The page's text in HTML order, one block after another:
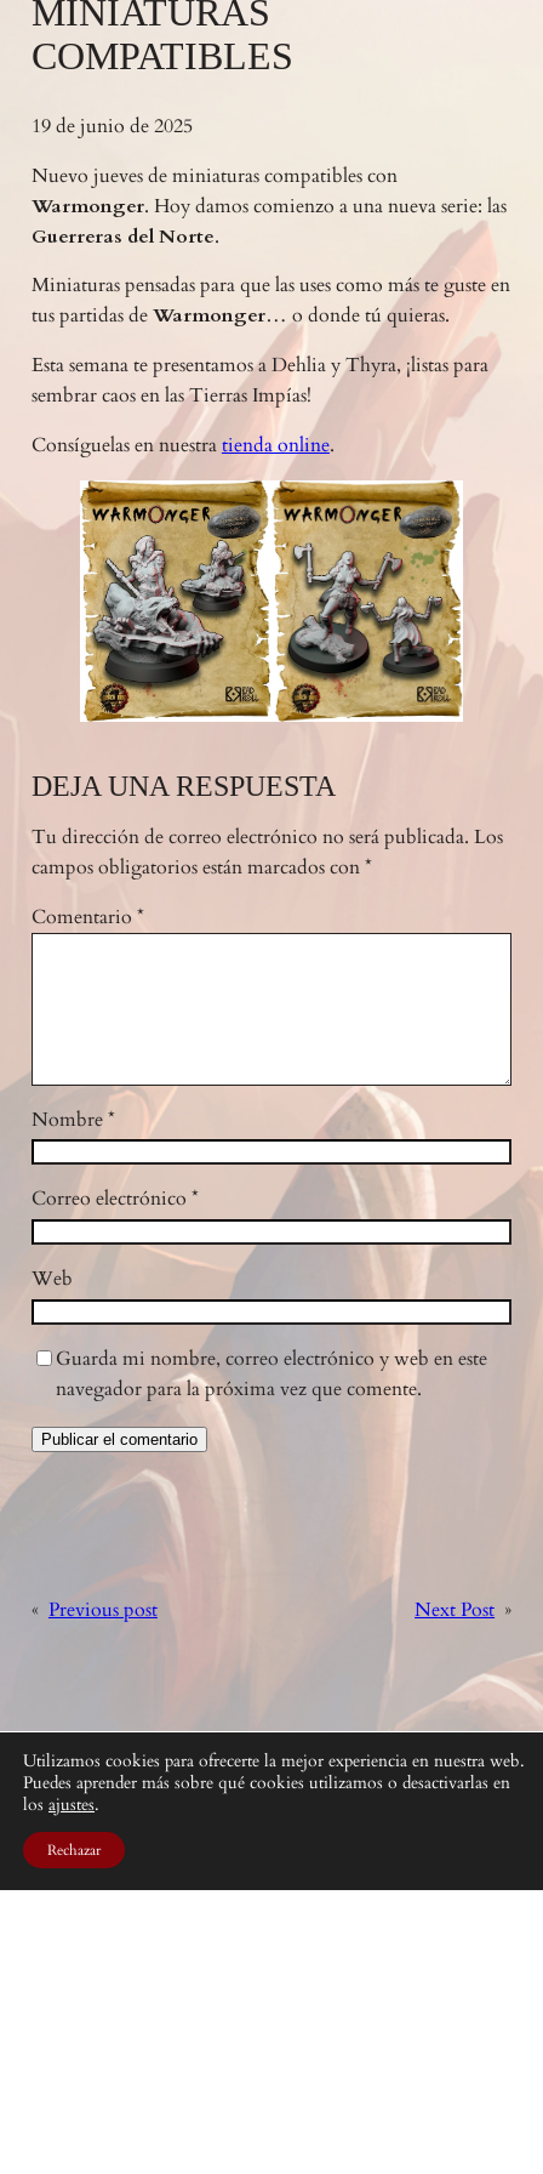
MINIATURAS
COMPATIBLES
19 de junio de 2025
Nuevo jueves de miniaturas compatibles con
Warmonger. Hoy damos comienzo a una nueva serie: las
Guerreras del Norte.
Miniaturas pensadas para que las uses como más te guste en
tus partidas deWarmonger… o donde tú quieras.
Esta semana te presentamos a Dehlia y Thyra, ¡listas para
sembrar caos en las Tierras Impías!
Consíguelas en nuestratienda online.
DEJA UNA RESPUESTA
Tu dirección de correo electrónico no será publicada. Los
campos obligatorios están marcados con*
Comentario *
Nombre*
Correo electrónico *
Web
Guarda mi nombre, correo electrónico y web en este
navegador para la próxima vez que comente.
« Previous post Next Post »
Utilizamos cookies para ofrecerte la mejor experiencia en nuestra web.
Puedes aprender más sobre qué cookies utilizamos o desactivarlas en
los ajustes.
Rechazar